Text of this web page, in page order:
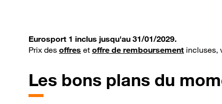
Eurosport 1 inclus jusqu'au 31/01/2029.
Prix des offres et offre de remboursement incluses,
Les bons plans du